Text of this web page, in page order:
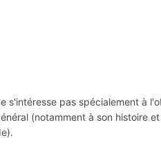
s'intéresse pas spécialement à
(notamment à son histoire